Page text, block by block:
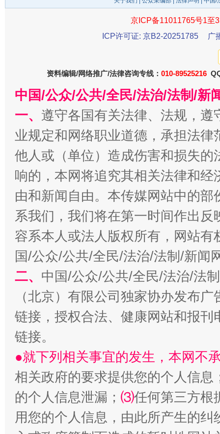
今
习近平的博鳌关键词
魏明
“刷贴”乱象丛生
生
揭批美国五大"原罪" "炒
京ICP备11011765号1至
ICP许可证: 京B2-20251785
广
资料编辑/网络推广/法律咨询专线： 010-89525216
中国/公众/公共/全民/法治/法制/新
一、 遵守各国有关法律、法规，
业规定和网络职业道德，承担法
他人或（单位）造成伤害和损失
响的，本网将追究其相关法律和
由和新闻自由。本传媒网站中的
系我们，我们将在第一时间作出
容系本人或法人版权所有，网站
国/公众/公共/全民/法治/法制/新闻
二、 中国/公众/公共/全民/法治/法
（北京）有限公司独家协办发布
链接，授权合法、健康网站和报
链接。
●就下列相关事宜的发生，本网不
相关政府的要求提供您的个人信息
的个人信息泄漏； ⑶任何第三方根
用您的个人信息，由此所产生的纠